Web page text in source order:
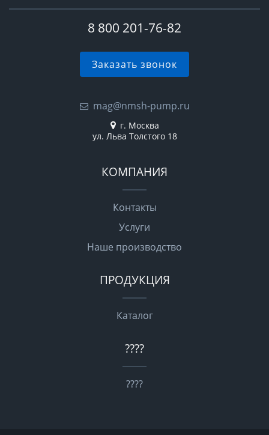
8 800 201-76-82
Заказать звонок
mag@nmsh-pump.ru
г. Москва
ул. Льва Толстого 18
КОМПАНИЯ
Контакты
Услуги
Наше производство
ПРОДУКЦИЯ
Каталог
????
????